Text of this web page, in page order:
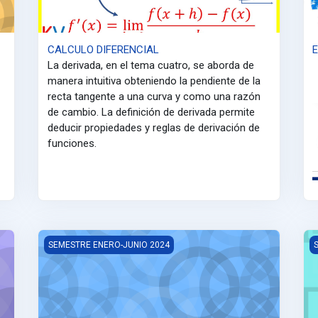
CALCULO DIFERENCIAL
La derivada, en el tema cuatro, se aborda de
manera intuitiva obteniendo la pendiente de la
recta tangente a una curva y como una razón
de cambio. La definición de derivada permite
deducir propiedades y reglas de derivación de
funciones.
Entomología
SEMESTRE ENERO-JUNIO 2024